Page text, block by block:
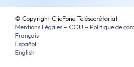
© Copyright ClicFone Télésecrétariat
Mentions Légales – CGU – Politique de
Français
Español
English